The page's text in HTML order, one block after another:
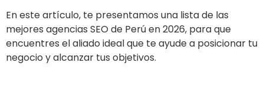
En este artículo, te presentamos una lista de las
mejores agencias SEO de Perú en 2026, para que
encuentres el aliado ideal que te ayude a posicionar tu
negocio y alcanzar tus objetivos.